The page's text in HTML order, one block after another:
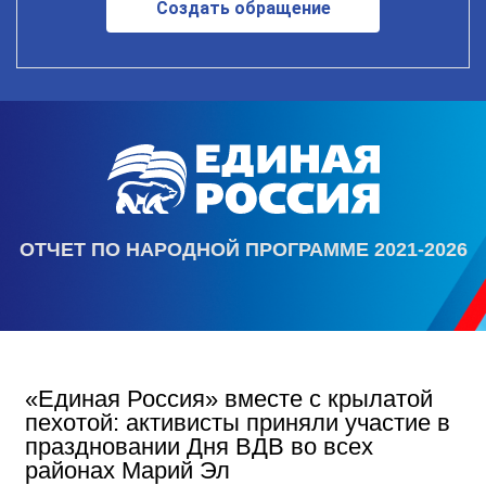
Создать обращение
ОТЧЕТ ПО НАРОДНОЙ ПРОГРАММЕ 2021-2026
«Единая Россия» вместе с крылатой
пехотой: активисты приняли участие в
праздновании Дня ВДВ во всех
районах Марий Эл